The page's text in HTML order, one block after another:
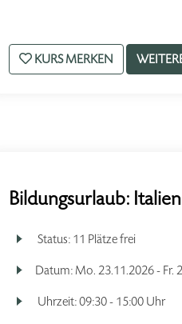
KURS MERKEN
Bildungsurlaub:
Status: 11 Plätze frei
Datum: Mo. 23.11.2026 - Fr.
Uhrzeit:09:30 - 15:00 Uhr